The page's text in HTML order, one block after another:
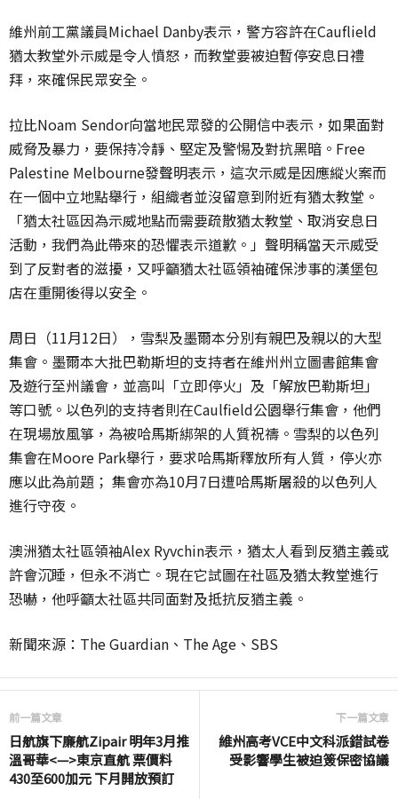
維州前工黨議員Michael Danby表示，警方容許在Cauflield
猶太教堂外示威是令人憤怒，而教堂要被迫暫停安息日禮
拜，來確保民眾安全。
拉比Noam Sendor向當地民眾發的公開信中表示，如果面對
威脅及暴力，要保持冷靜、堅定及警惕及對抗黑暗。Free
Palestine Melbourne發聲明表示，這次示威是因應縱火案而
在一個中立地點舉行，組織者並沒留意到附近有猶太教堂。
「猶太社區因為示威地點而需要疏散猶太教堂、取消安息日
活動，我們為此帶來的恐懼表示道歉。」聲明稱當天示威受
到了反對者的滋擾，又呼籲猶太社區領袖確保涉事的漢堡包
店在重開後得以安全。
周日（11月12日），雪梨及墨爾本分別有親巴及親以的大型
集會。墨爾本大批巴勒斯坦的支持者在維州州立圖書館集會
及遊行至州議會，並高叫「立即停火」及「解放巴勒斯坦」
等口號。以色列的支持者則在Caulfield公園舉行集會，他們
在現場放風箏，為被哈馬斯綁架的人質祝禱。雪梨的以色列
集會在Moore Park舉行，要求哈馬斯釋放所有人質，停火亦
應以此為前題； 集會亦為10月7日遭哈馬斯屠殺的以色列人
進行守夜。
澳洲猶太社區領袖Alex Ryvchin表示，猶太人看到反猶主義或
許會沉睡，但永不消亡。現在它試圖在社區及猶太教堂進行
恐嚇，他呼籲太社區共同面對及抵抗反猶主義。
新聞來源：The Guardian、The Age、SBS
前一篇文章
日航旗下廉航Zipair 明年3月推
溫哥華<—>東京直航 票價料
430至600加元 下月開放預訂
下一篇文章
維州高考VCE中文科派錯試卷
受影響學生被迫簽保密協議